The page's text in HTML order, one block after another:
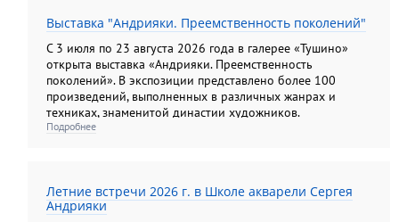
живопись"; " Колористический натюрморт";
изображения на бумаге"; "Композиционный портрет"
Выставка "Андрияки. Преемственность поколений"
С 3 июля по 23 августа 2026 года в галерее «Тушино»
открыта выставка «Андрияки. Преемственность
поколений». В экспозиции представлено более 100
произведений, выполненных в различных жанрах и
техниках, знаменитой династии художников.
Подробнее
Летние встречи 2026 г. в Школе акварели Сергея
Андрияки